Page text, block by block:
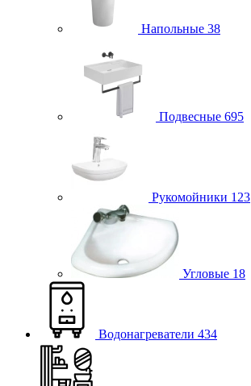
Напольные 38
Подвесные 695
Рукомойники 123
Угловые 18
Водонагреватели 434